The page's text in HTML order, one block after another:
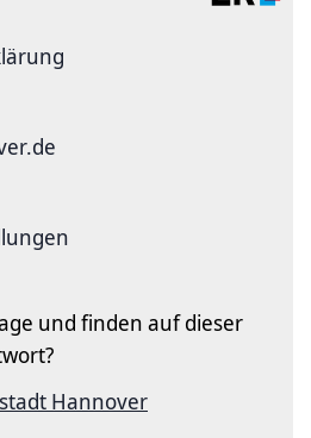
und finden auf dieser
Hannover